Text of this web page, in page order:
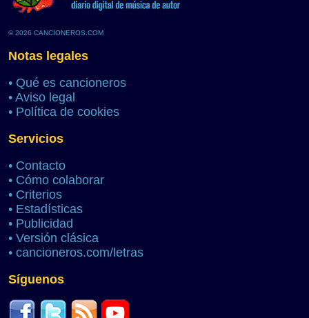
© 2026 CANCIONEROS.COM
Notas legales
• Qué es cancioneros
• Aviso legal
• Política de cookies
Servicios
• Contacto
• Cómo colaborar
• Criterios
• Estadísticas
• Publicidad
• Versión clásica
• cancioneros.com/letras
Síguenos